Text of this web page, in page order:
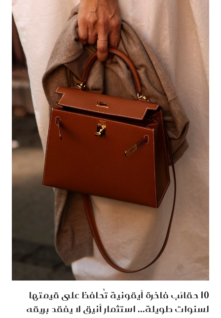
‏10‏‎ ‎حقائب فاخرة أيقونية تُحافظ على قيمتها
لسنوات طويلة... استثمار أنيق لا يفقد بريقه